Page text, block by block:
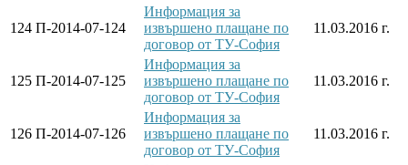
124 П-2014-07-124
Информация за
извършено плащане по
договор от ТУ-София
11.03.2016 г.
125 П-2014-07-125
Информация за
извършено плащане по
договор от ТУ-София
11.03.2016 г.
126 П-2014-07-126
Информация за
извършено плащане по
договор от ТУ-София
11.03.2016 г.